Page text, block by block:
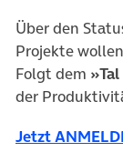
Über den
Projekte
Folgt dem
der
Jetzt